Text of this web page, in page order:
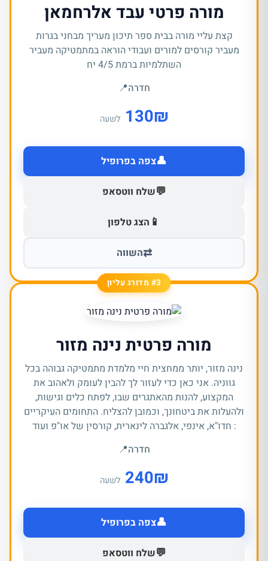
מורה פרטי עבד אלרחמאן
קצת עליי מורה בבית ספר תיכון מעריך מבחני בגרות
מעביר קורסים למורים ועבודי הוראה במתמטיקה מעביר
השתלמיות ברמת 4/5 יח
חדרה📍
₪
130 לשעה
👤צפה בפרופיל
💬שלח ווטסאפ
📱 הצג טלפון
⇄השווה
#3 מדורג עליון
מורה פרטית נינה מזור
נינה מזור, יותר ממחצית חיי מלמדת מתמטיקה גבוהה בכל
גווניה. אני כאן כדי לעזור לך להבין לעומק ולאהוב את
המקצוע, להנות מהאתגרים שבו, לפתח כלים וגישות,
ולהעלות את ביטחונך, וכמובן להצליח. התחומים העיקריים
: חדו"א, אינפי, אלגברה לינארית, קורסין של או"פ ועוד
חדרה📍
₪
240 לשעה
👤צפה בפרופיל
💬שלח ווטסאפ